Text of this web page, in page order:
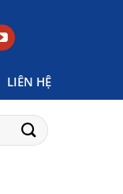
LIÊN HỆ
suốt"